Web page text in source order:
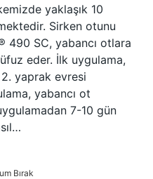
yaklaşık 10
Sirken otunu
490 SC, yabancı otlara
eder. İlk uygulama,
yaprak evresi
yabancı ot
7-10 gün
Bırak